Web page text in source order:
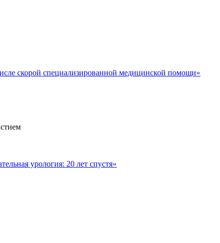
скорой специализированной медицинской помощи»
урология: 20 лет спустя»